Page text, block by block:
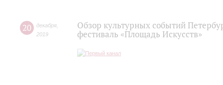
20 декабря
2019
Обзор культурных событий
фестиваль «Площадь Искусств»